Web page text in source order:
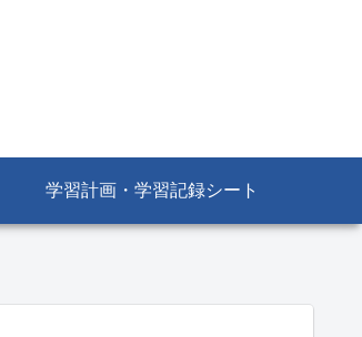
学習計画・学習記録シート